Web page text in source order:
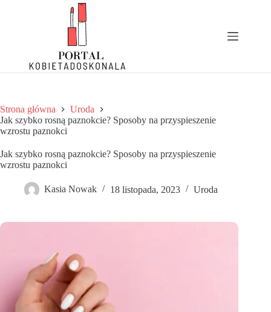
Strona główna
Uroda
Jak szybko rosną paznokcie? Sposoby na przyspieszenie
wzrostu paznokci
Jak szybko rosną paznokcie? Sposoby na przyspieszenie
wzrostu paznokci
Kasia Nowak 18 listopada, 2023 Uroda